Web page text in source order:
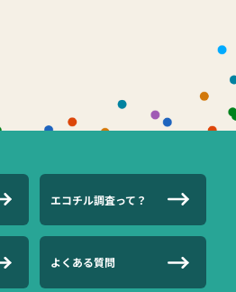
エコチル調査って？
よくある質問